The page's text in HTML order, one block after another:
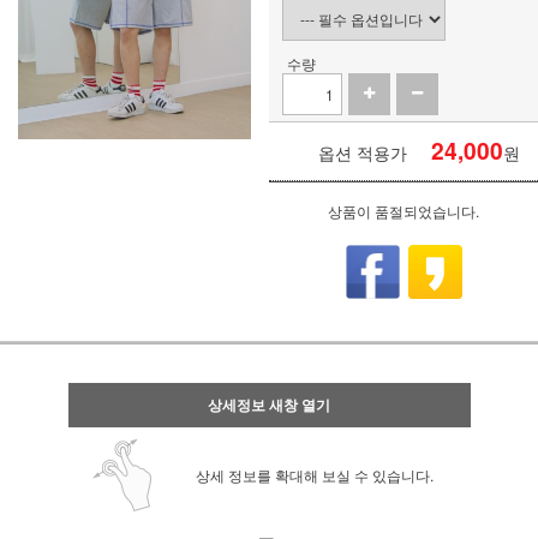
수량
옵션 적용가 24,000원
상품이 품절되었습니다.
상세정보 새창 열기
상세 정보를 확대해 보실 수 있습니다.